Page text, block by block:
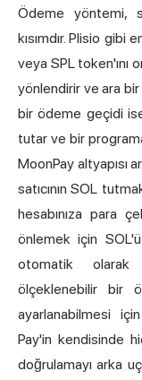
Ödeme yöntemi,
kısımdır. Plisio
veya SPL token'ını
yönlendirir ve ara
bir ödeme geçidi
tutar ve bir
MoonPay altyapısı
satıcının SOL
hesabınıza para
önlemek için
otomatik olarak
ölçeklenebilir bir
ayarlanabilmesi
Pay'in kendisinde
doğrulamayı arka